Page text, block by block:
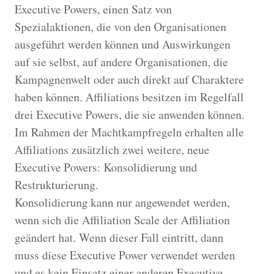
Executive Powers, einen Satz von
Spezialaktionen, die von den Organisationen
ausgeführt werden können und Auswirkungen
auf sie selbst, auf andere Organisationen, die
Kampagnenwelt oder auch direkt auf Charaktere
haben können. Affiliations besitzen im Regelfall
drei Executive Powers, die sie anwenden können.
Im Rahmen der Machtkampfregeln erhalten alle
Affiliations zusätzlich zwei weitere, neue
Executive Powers: Konsolidierung und
Restrukturierung.
Konsolidierung kann nur angewendet werden,
wenn sich die Affiliation Scale der Affiliation
geändert hat. Wenn dieser Fall eintritt, dann
muss diese Executive Power verwendet werden